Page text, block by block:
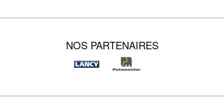
NOS PARTENAIRES